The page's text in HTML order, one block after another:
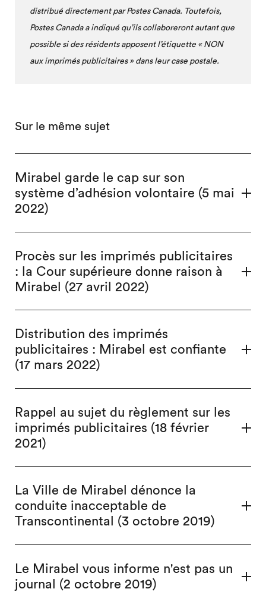
distribué directement par Postes Canada. Toutefois,
Postes Canada a indiqué qu’ils collaboreront autant que
possible si des résidents apposent l’étiquette « NON
aux imprimés publicitaires » dans leur case postale.
Sur le même sujet
Mirabel garde le cap sur son
système d’adhésion volontaire (5 mai
2022)
Procès sur les imprimés publicitaires
: la Cour supérieure donne raison à
Mirabel (27 avril 2022)
Distribution des imprimés
publicitaires : Mirabel est confiante
(17 mars 2022)
Rappel au sujet du règlement sur les
imprimés publicitaires (18 février
2021)
La Ville de Mirabel dénonce la
conduite inacceptable de
Transcontinental (3 octobre 2019)
Le Mirabel vous informe n'est pas un
journal (2 octobre 2019)